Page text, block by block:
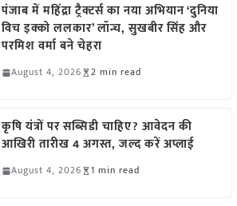
पंजाब में महिंद्रा ट्रैक्टर्स का नया अभियान ‘दुनिया
विच इक्को ललकार’ लॉन्च, सुखबीर सिंह और
परमिश वर्मा बने चेहरा
August 4, 2026 2 min read
कृषि यंत्रों पर सब्सिडी चाहिए? आवेदन की
आखिरी तारीख 4 अगस्त, जल्द करें अप्लाई
August 4, 2026 1 min read